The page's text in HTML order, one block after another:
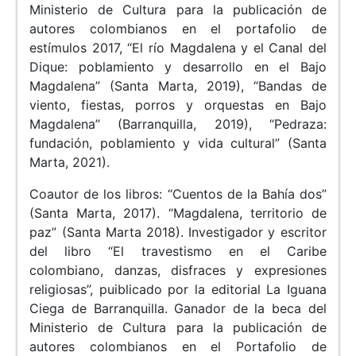
Ministerio de Cultura para la publicación de
autores colombianos en el portafolio de
estímulos 2017, “El río Magdalena y el Canal del
Dique: poblamiento y desarrollo en el Bajo
Magdalena” (Santa Marta, 2019), “Bandas de
viento, fiestas, porros y orquestas en Bajo
Magdalena” (Barranquilla, 2019), “Pedraza:
fundación, poblamiento y vida cultural” (Santa
Marta, 2021).
Coautor de los libros: “Cuentos de la Bahía dos”
(Santa Marta, 2017). “Magdalena, territorio de
paz” (Santa Marta 2018). Investigador y escritor
del libro “El travestismo en el Caribe
colombiano, danzas, disfraces y expresiones
religiosas”, puiblicado por la editorial La Iguana
Ciega de Barranquilla. Ganador de la beca del
Ministerio de Cultura para la publicación de
autores colombianos en el Portafolio de